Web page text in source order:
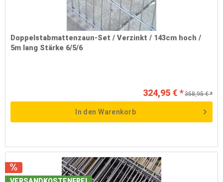
Doppelstabmattenzaun-Set / Verzinkt / 143cm hoch /
5m lang Stärke 6/5/6
324,95 € * 358,95 € *
In den Warenkorb